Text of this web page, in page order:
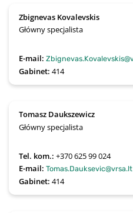
Zbignevas Kovalevskis
Główny specjalista
E-mail:
Gabinet:414
Tomasz Daukszewicz
Główny specjalista
Tel. kom.:+370 625 99 024
E-mail:Tomas.Dauksevic@vrsa.lt
Gabinet:414